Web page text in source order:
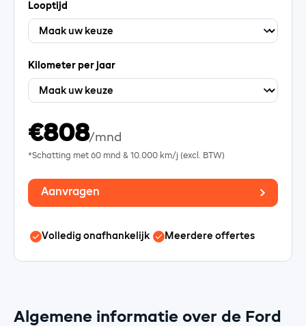
Algemene informatie over de Ford
Looptijd
Kilometer per jaar
€808/mnd
*Schatting met 60 mnd &10.000 km/j (excl. BTW)
Aanvragen
Volledig onafhankelijk Meerdere offertes